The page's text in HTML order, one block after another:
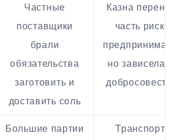
Частные
поставщики
брали
обязательства
заготовить и
доставить соль
Казна
часть риска
но зависела
Большие партии